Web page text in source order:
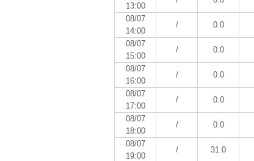
13:00
08/07
14:00
/ 0.0
08/07
15:00
/ 0.0
08/07
16:00
/ 0.0
08/07
17:00
/ 0.0
08/07
18:00
/ 0.0
08/07
19:00
/ 31.0